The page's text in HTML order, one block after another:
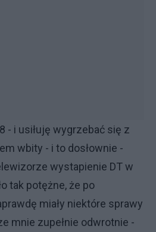
i usiłuję wygrzebać się z
wbity - i to dosłownie -
wystapienie DT w
tak potężne, że po
miały niektóre sprawy
mnie zupełnie odwrotnie -